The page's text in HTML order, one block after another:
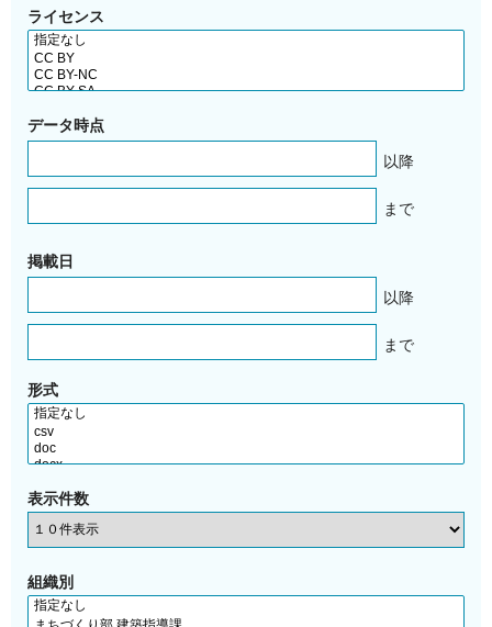
ライセンス
データ時点
以降
まで
掲載日
以降
まで
形式
表示件数
組織別